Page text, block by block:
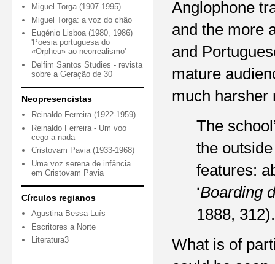
Anglophone
and the more
and
mature
much harsher
The
the
features:
‘Boarding
1888,
What is of
Miguel Torga (1907-1995)
Miguel Torga: a voz do chão
Eugénio Lisboa (1980, 1986)
'Poesia portuguesa do
«Orpheu» ao neorrealismo'
Delfim Santos Studies - revista
sobre a Geração de 30
Neopresencistas
Reinaldo Ferreira (1922-1959)
Reinaldo Ferreira - Um voo
cego a nada
Cristovam Pavia (1933-1968)
Uma voz serena de infância
em Cristovam Pavia
Círculos regianos
Agustina Bessa-Luís
Escritores a Norte
Literatura3